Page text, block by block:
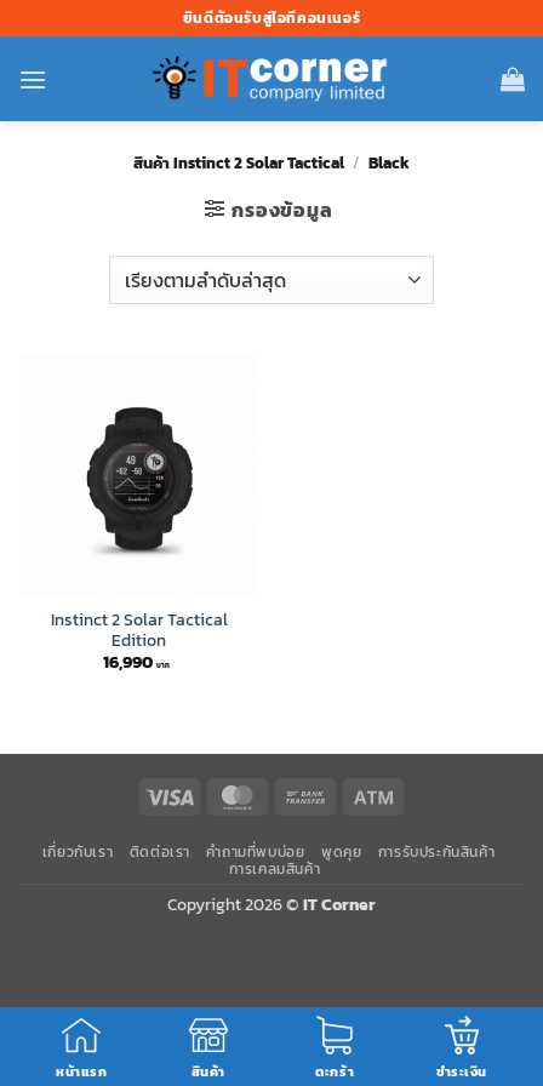
ไป
ยัง
ยินดีต้อนรับสู่ไอทีคอนเนอร์
สินค้า Instinct 2 Solar Tactical / Black
กรองข้อมูล
Instinct 2 Solar Tactical
Edition
16,990
หน้าแรก สินค้า ตะกร้า ชำระเงิน
Visa MasterCard Bank
เกี่ยวกับเรา ติดต่อเรา คำถามที่พบบ่อย พูดคุย การรับประกันสินค้า
การเคลมสินค้า
Copyright 2026 ©IT Corner